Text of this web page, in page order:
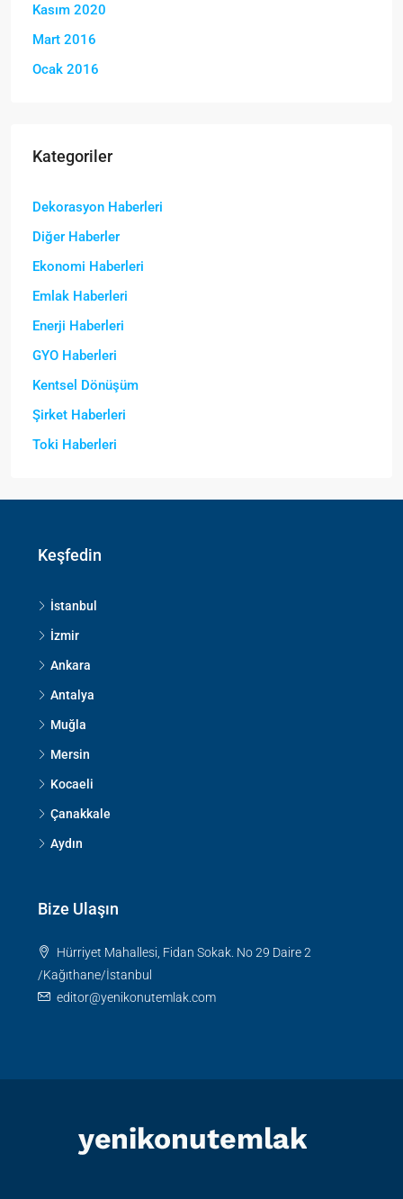
Kasım 2020
Mart 2016
Ocak 2016
Kategoriler
Dekorasyon Haberleri
Diğer Haberler
Ekonomi Haberleri
Emlak Haberleri
Enerji Haberleri
GYO Haberleri
Kentsel Dönüşüm
Şirket Haberleri
Toki Haberleri
Keşfedin
İstanbul
İzmir
Ankara
Antalya
Muğla
Mersin
Kocaeli
Çanakkale
Aydın
Bize Ulaşın
Hürriyet Mahallesi, Fidan Sokak. No 29 Daire 2
/Kağıthane/İstanbul
editor@yenikonutemlak.com